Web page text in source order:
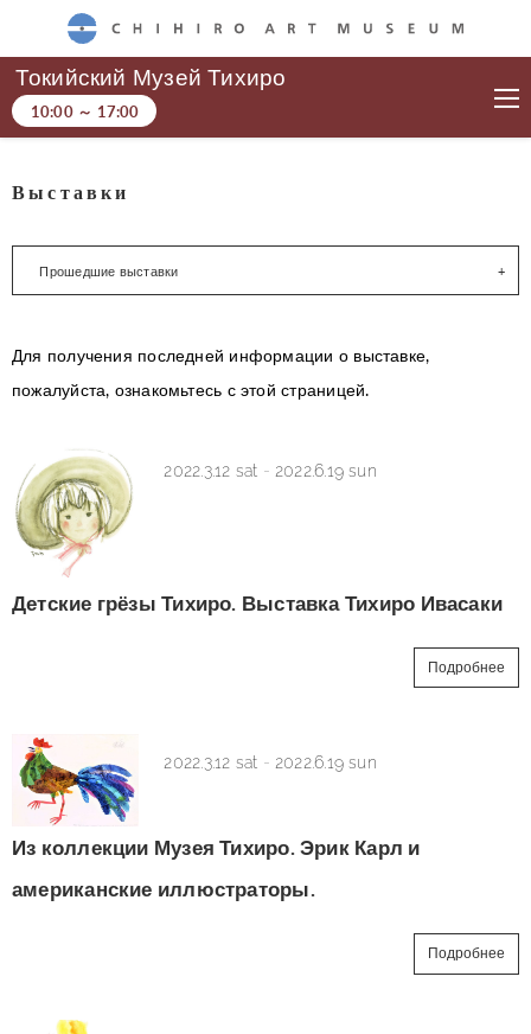
CHIHIRO ART MUSEUM
Токийский Музей Тихиро
10:00～ 17:00
Выставки
Прошедшие выставки
Для получения последней информации о выставке,
пожалуйста, ознакомьтесь с этой страницей.
2022.3.12 sat - 2022.6.19 sun
Детские грёзы Тихиро. Выставка Тихиро Ивасаки
Подробнее
2022.3.12 sat - 2022.6.19 sun
Из коллекции Музея Тихиро. Эрик Карл и
американские иллюстраторы.
Подробнее